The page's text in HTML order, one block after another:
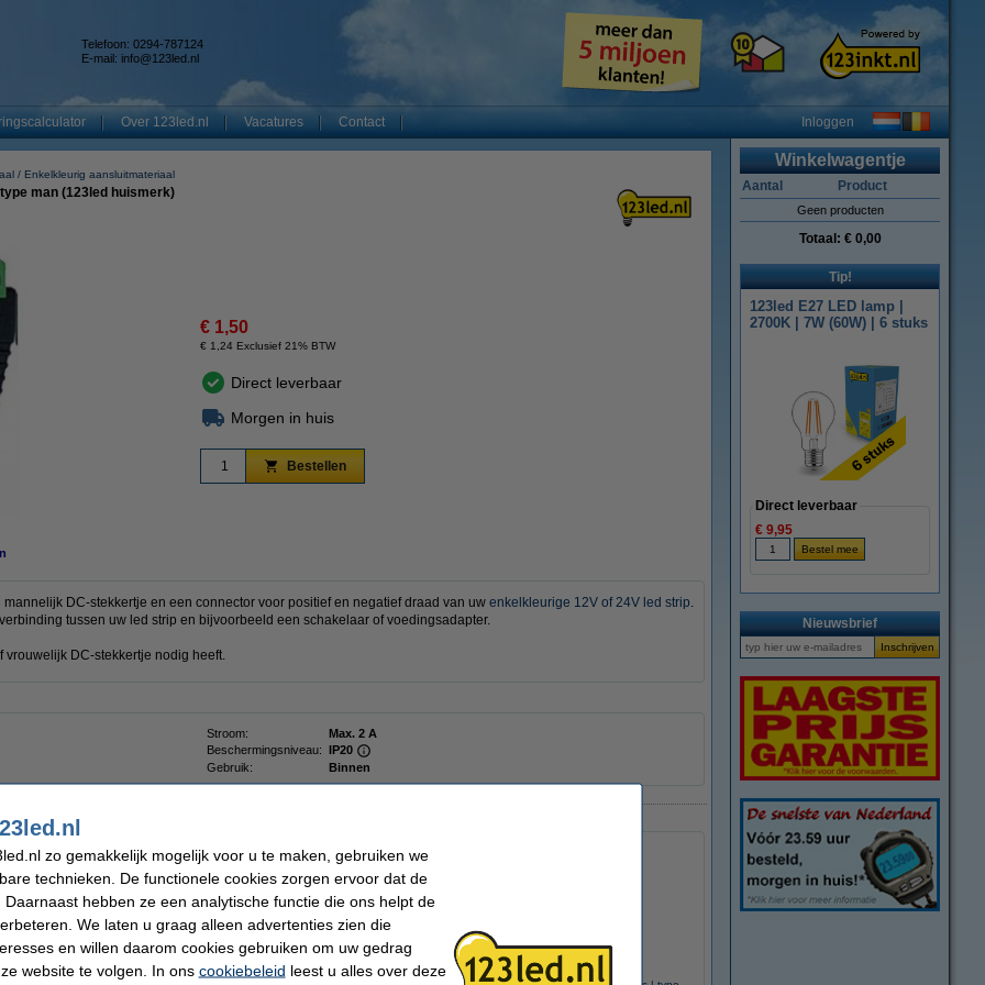
Telefoon: 0294-787124
E-mail: info@123led.nl
Over 123led.nl Vacatures Contact Inloggen
Enkelkleurig aansluitmateriaal
man (123led huismerk)
€ 1,50
€ 1,24 Exclusief 21% BTW
Direct leverbaar
Morgen in huis
Bestellen
DC-stekkertje en een connector voor positief en negatief draad van uw enkelkleurige 12V of 24V led strip.
tussen uw led strip en bijvoorbeeld een schakelaar of voedingsadapter.
vrouwelijk DC-stekkertje nodig heeft.
Stroom:
Max. 2 A
Beschermingsniveau: IP20
Gebruik: Binnen
artikel ook besteld hebben
Winkelwagentje
Aantal Product
Geen producten
Totaal: € 0,00
Tip!
123led E27 LED lamp |
2700K | 7W (60W) | 6 stuks
Direct leverbaar
€ 9,95
Nieuwsbrief
zo gemakkelijk mogelijk voor u te maken, gebruiken we
technieken. De functionele cookies zorgen ervoor dat de
hebben ze een analytische functie die ons helpt de
We laten u graag alleen advertenties zien die
en willen daarom cookies gebruiken om uw gedrag
website te volgen. In ons cookiebeleid leest u alles over deze